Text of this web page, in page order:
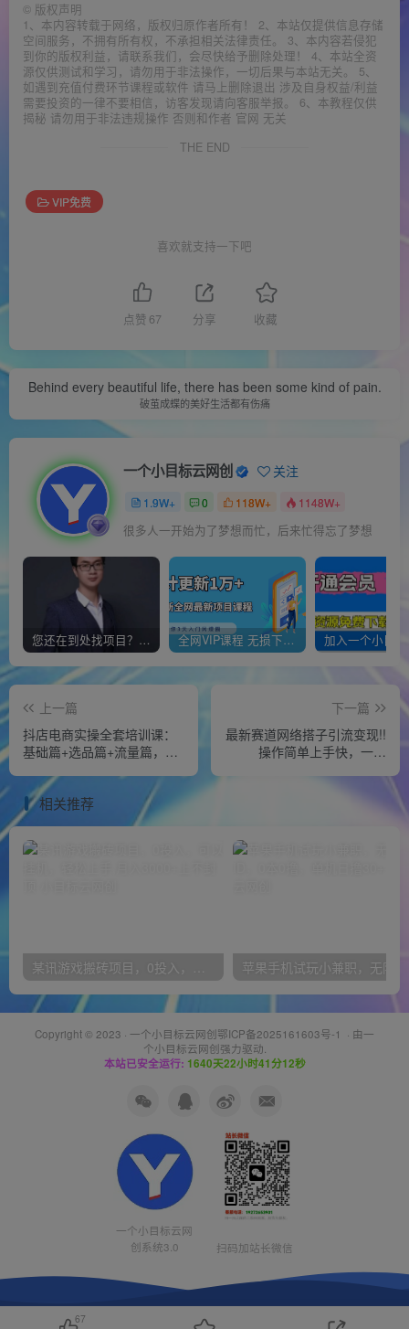
© 版权声明
1、本内容转载于网络，版权归原作者所有！ 2、本站仅提供信息存储
空间服务，不拥有所有权，不承担相关法律责任。 3、本内容若侵犯
到你的版权利益，请联系我们，会尽快给予删除处理！ 4、本站全资
源仅供测试和学习，请勿用于非法操作，一切后果与本站无关。 5、
如遇到充值付费环节课程或软件 请马上删除退出 涉及自身权益/利益
需要投资的一律不要相信，访客发现请向客服举报。 6、本教程仅供
揭秘 请勿用于非法违规操作 否则和作者 官网 无关
THE END
VIP免费
喜欢就支持一下吧
点赞 67 分享 收藏
Behind every beautiful life, there has been some kind of pain.
破茧成蝶的美好生活都有伤痛
一个小目标云网创 关注
1.9W+ 0 118W+ 1148W+
很多人一开始为了梦想而忙，后来忙得忘了梦想
您还在到处找项目？还在当韭菜？我靠经营“一个小目标网创商城”年入百W+，曾经我也负债累累! 全网VIP课程 无损下载~
上一篇
抖店电商实操全套培训课：
基础篇+选品篇+流量篇，从
下一篇
最新赛道网络搭子引流变现!!
操作简单上手快，一天
相关推荐
某讯游戏搬砖项目，0投入，可以挂机，轻松上手,月入3000+上不封顶
Copyright © 2023 · 一个小目标云网创鄂ICP备2025161603号-1 · 由一
个小目标云网创强力驱动.
本站已安全运行: 1640天22小时41分13秒
一个小目标云网
创系统3.0
扫码加站长微信
67